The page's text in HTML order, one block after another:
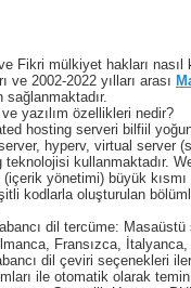
Fikri mülkiyet hakları nasıl
ve 2002-2022 yılları arası
sağlanmaktadır.
yazılım özellikleri nedir?
hosting serveri bilfiil
hyperv, virtual server
kullanmaktadır.
yönetimi) büyük kısmı
kodlarla oluşturulan
dil tercüme: Masaüstü
Fransızca,
dil çeviri seçenekleri
ile otomatik olarak